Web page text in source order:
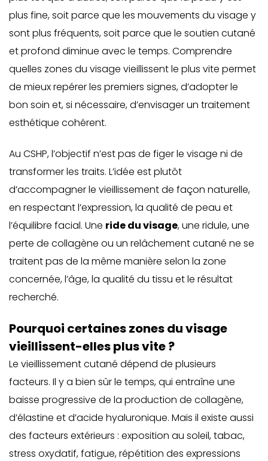
plus fine, soit parce que les mouvements du visage y
sont plus fréquents, soit parce que le soutien cutané
et profond diminue avec le temps. Comprendre
quelles zones du visage vieillissent le plus vite permet
de mieux repérer les premiers signes, d’adopter le
bon soin et, si nécessaire, d’envisager un traitement
esthétique cohérent.
Au CSHP, l’objectif n’est pas de figer le visage ni de
transformer les traits. L’idée est plutôt
d’accompagner le vieillissement de façon naturelle,
en respectant l’expression, la qualité de peau et
l’équilibre facial. Une ride du visage, une ridule, une
perte de collagène ou un relâchement cutané ne se
traitent pas de la même manière selon la zone
concernée, l’âge, la qualité du tissu et le résultat
recherché.
Pourquoi certaines zones du visage
vieillissent-elles plus vite ?
Le vieillissement cutané dépend de plusieurs
facteurs. Il y a bien sûr le temps, qui entraîne une
baisse progressive de la production de collagène,
d’élastine et d’acide hyaluronique. Mais il existe aussi
des facteurs extérieurs : exposition au soleil, tabac,
stress oxydatif, fatigue, répétition des expressions